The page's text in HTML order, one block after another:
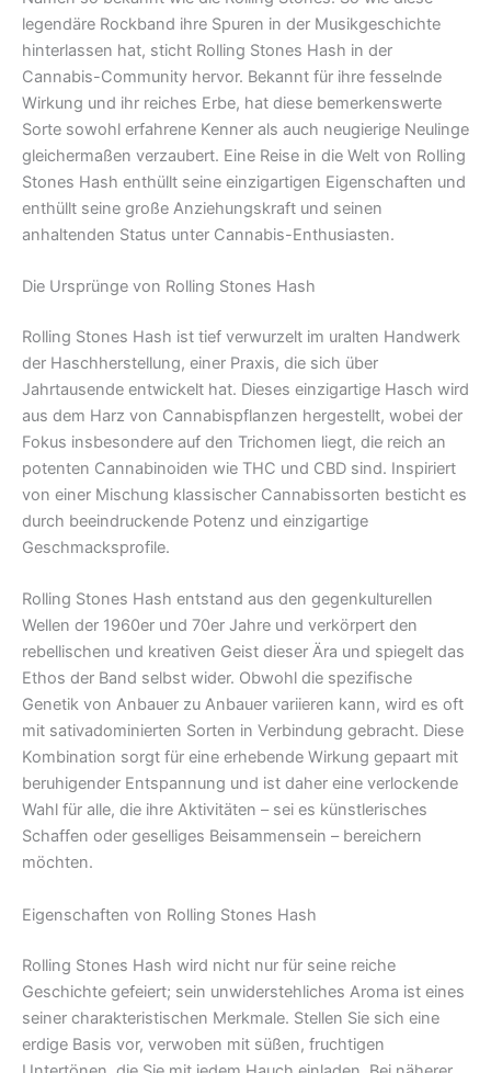
legendäre Rockband ihre Spuren in der Musikgeschichte
hinterlassen hat, sticht Rolling Stones Hash in der
Cannabis-Community hervor. Bekannt für ihre fesselnde
Wirkung und ihr reiches Erbe, hat diese bemerkenswerte
Sorte sowohl erfahrene Kenner als auch neugierige Neulinge
gleichermaßen verzaubert. Eine Reise in die Welt von Rolling
Stones Hash enthüllt seine einzigartigen Eigenschaften und
enthüllt seine große Anziehungskraft und seinen
anhaltenden Status unter Cannabis-Enthusiasten.
Die Ursprünge von Rolling Stones Hash
Rolling Stones Hash ist tief verwurzelt im uralten Handwerk
der Haschherstellung, einer Praxis, die sich über
Jahrtausende entwickelt hat. Dieses einzigartige Hasch wird
aus dem Harz von Cannabispflanzen hergestellt, wobei der
Fokus insbesondere auf den Trichomen liegt, die reich an
potenten Cannabinoiden wie THC und CBD sind. Inspiriert
von einer Mischung klassischer Cannabissorten besticht es
durch beeindruckende Potenz und einzigartige
Geschmacksprofile.
Rolling Stones Hash entstand aus den gegenkulturellen
Wellen der 1960er und 70er Jahre und verkörpert den
rebellischen und kreativen Geist dieser Ära und spiegelt das
Ethos der Band selbst wider. Obwohl die spezifische
Genetik von Anbauer zu Anbauer variieren kann, wird es oft
mit sativadominierten Sorten in Verbindung gebracht. Diese
Kombination sorgt für eine erhebende Wirkung gepaart mit
beruhigender Entspannung und ist daher eine verlockende
Wahl für alle, die ihre Aktivitäten – sei es künstlerisches
Schaffen oder geselliges Beisammensein – bereichern
möchten.
Eigenschaften von Rolling Stones Hash
Rolling Stones Hash wird nicht nur für seine reiche
Geschichte gefeiert; sein unwiderstehliches Aroma ist eines
seiner charakteristischen Merkmale. Stellen Sie sich eine
erdige Basis vor, verwoben mit süßen, fruchtigen